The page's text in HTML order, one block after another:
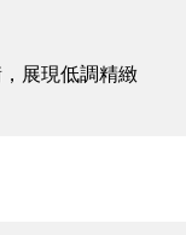
展現低調精緻